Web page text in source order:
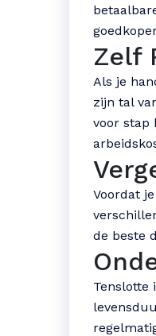
Zelf
Als je
zijn tal
voor stap
Voordat
de beste
Tenslotte